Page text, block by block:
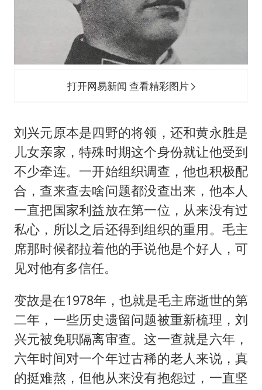
打开网易新闻 查看精彩图片
刘兴元原本是四野的将领，还和黄永胜是
儿女亲家，特殊时期这个身份就让他受到
不少牵连。一开始组织调查，他也积极配
合，查来查去啥问题都没查出来，他本人
一直把国家利益放在第一位，从来没有过
私心，所以之后还得到组织的重用。毛主
席那时候都拉着他的手说他是个好人，可
见对他有多信任。
变故是在1978年，也就是毛主席逝世的第
二年，一些历史遗留问题被重新梳理，刘
兴元被免职隔离审查。这一查就是六年，
六年时间对一个年过古稀的老人来说，真
的挺难熬，但他从来没有抱怨过，一直坚